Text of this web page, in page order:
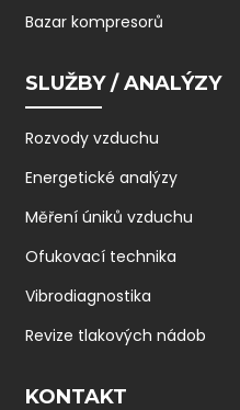
Bazar kompresorů
SLUŽBY / ANALÝZY
Rozvody vzduchu
Energetické analýzy
Měření úniků vzduchu
Ofukovací technika
Vibrodiagnostika
Revize tlakových nádob
KONTAKT